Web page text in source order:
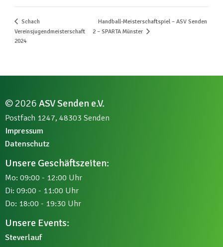
Schach
Vereinsjugendmeisterschaft
2024
Handball-Meisterschaftspiel – ASV Senden
2 – SPARTA Münster
© 2026 ASV Senden e.V.
Postfach 1247, 48303 Senden
Impressum
Datenschutz
Unsere Geschäftszeiten:
Mo: 09:00 - 12:00 Uhr
Di: 09:00 - 11:00 Uhr
Do: 18:00 - 19:30 Uhr
Unsere Events:
Steverlauf